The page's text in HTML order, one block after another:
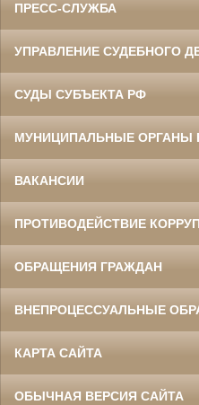
ПРЕСС-СЛУЖБА
УПРАВЛЕНИЕ СУДЕБНОГО
СУДЫ СУБЪЕКТА РФ
МУНИЦИПАЛЬНЫЕ ОРГАНЫ
ВАКАНСИИ
ПРОТИВОДЕЙСТВИЕ
ОБРАЩЕНИЯ ГРАЖДАН
ВНЕПРОЦЕССУАЛЬНЫЕ
КАРТА САЙТА
ОБЫЧНАЯ ВЕРСИЯ САЙТА